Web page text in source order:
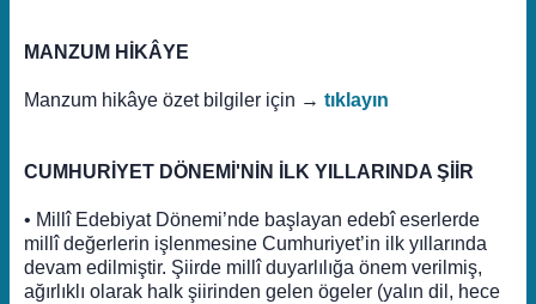
MANZUM HİKÂYE
Manzum hikâye özet bilgiler için → tıklayın
CUMHURİYET DÖNEMİ'NİN İLK YILLARINDA ŞİİR
• Millî Edebiyat Dönemi’nde başlayan edebî eserlerde
millî değerlerin işlenmesine Cumhuriyet’in ilk yıllarında
devam edilmiştir. Şiirde millî duyarlılığa önem verilmiş,
ağırlıklı olarak halk şiirinden gelen ögeler (yalın dil, hece